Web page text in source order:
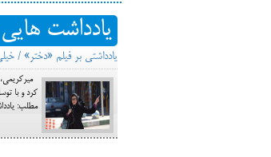
ایرانی‌ها
بیرون راندن فیلم‌های منتسب
باز است
یادداشت
یادداشتی بر فیلم «دختر» /
کرد و با
مطلب: